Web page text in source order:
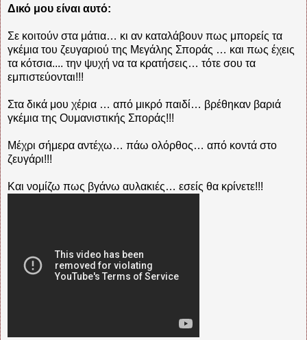
Δικό μου είναι αυτό:
Σε κοιτούν στα μάτια… κι αν καταλάβουν πως μπορείς τα
γκέμια του ζευγαριού της Μεγάλης Σποράς … και πως έχεις
τα κότσια.... την ψυχή να τα κρατήσεις… τότε σου τα
εμπιστεύονται!!!
Στα δικά μου χέρια … από μικρό παιδί… βρέθηκαν βαριά
γκέμια της Ουμανιστικής Σποράς!!!
Μέχρι σήμερα αντέχω… πάω ολόρθος… από κοντά στο
ζευγάρι!!!
Και νομίζω πως βγάνω αυλακιές… εσείς θα κρίνετε!!!